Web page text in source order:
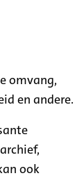
omvang,
en andere.
ook